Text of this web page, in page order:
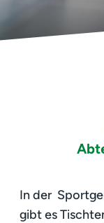
In der
gibt es